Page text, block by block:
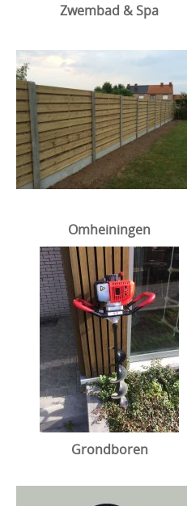
Zwembad & Spa
Omheiningen
Grondboren